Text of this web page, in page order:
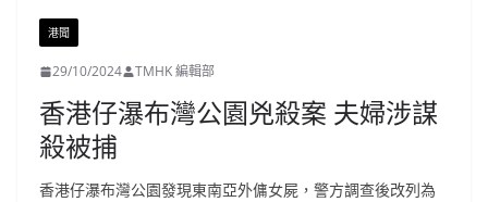
港聞
29/10/2024 TMHK 編輯部
香港仔瀑布灣公園兇殺案 夫婦涉謀
殺被捕
香港仔瀑布灣公園發現東南亞外傭女屍，警方調查後改列為